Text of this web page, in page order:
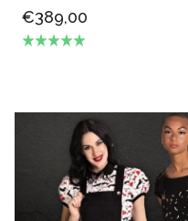
€389,00